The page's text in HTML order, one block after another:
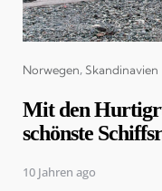
Categories
Norwegen Skandinavien
Mit den
schönste
10 Jahren ago